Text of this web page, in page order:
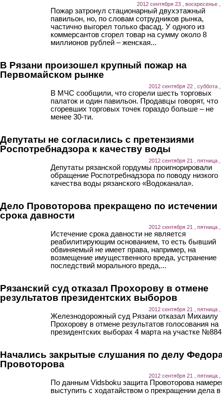
2012 сентября 23 , воскресенье ,
Пожар затронул стационарный двухэтажный
павильон, но, по словам сотрудников рынка,
частично выгорел только фасад. У одного из
коммерсантов сгорел товар на сумму около 8
миллионов рублей – женская...
В Рязани произошел крупный пожар на
Первомайском рынке
2012 сентября 22 , суббота ,
В МЧС сообщили, что сгорели шесть торговых
палаток и один павильон. Продавцы говорят, что
сгоревших торговых точек гораздо больше – не
менее 30-ти.
Депутаты не согласились с претензиями
Роспотребнадзора к качеству воды
2012 сентября 21 , пятница ,
Депутаты рязанской гордумы проигнорировали
обращение Роспотребнадзора по поводу низкого
качества воды рязанского «Водоканала».
Дело Провоторова прекращено по истечении
срока давности
2012 сентября 21 , пятница ,
Истечение срока давности не является
реабилитирующим основанием, то есть бывший
обвиняемый не имеет права, например, на
возмещение имущественного вреда, устранение
последствий морального вреда,...
Рязанский суд отказал Прохорову в отмене
результатов президентских выборов
2012 сентября 21 , пятница ,
Железнодорожный суд Рязани отказал Михаилу
Прохорову в отмене результатов голосования на
президентских выборах 4 марта на участке
Начались закрытые слушания по делу
Провоторова
2012 сентября 21 , пятница ,
По данным Vidsboku защита Провоторова
выступить с ходатайством о прекращении дела в